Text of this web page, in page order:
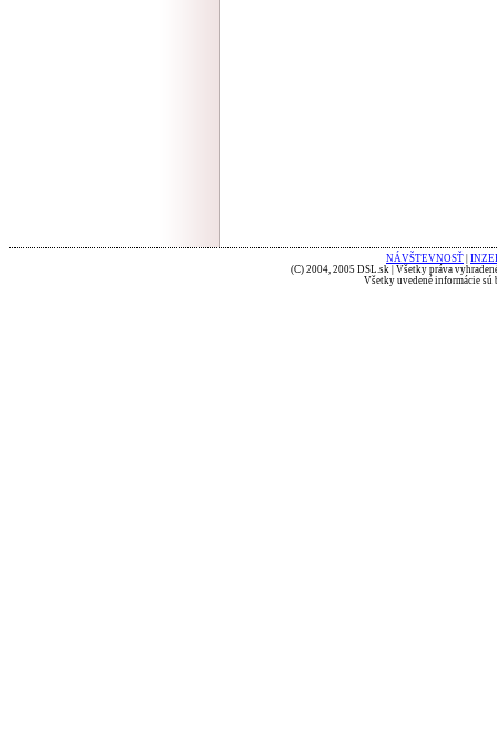
NÁVŠTEVNOSŤ
(C) 2004, 2005 DSL.sk | Všetky práva
Všetky uvedené informácie sú